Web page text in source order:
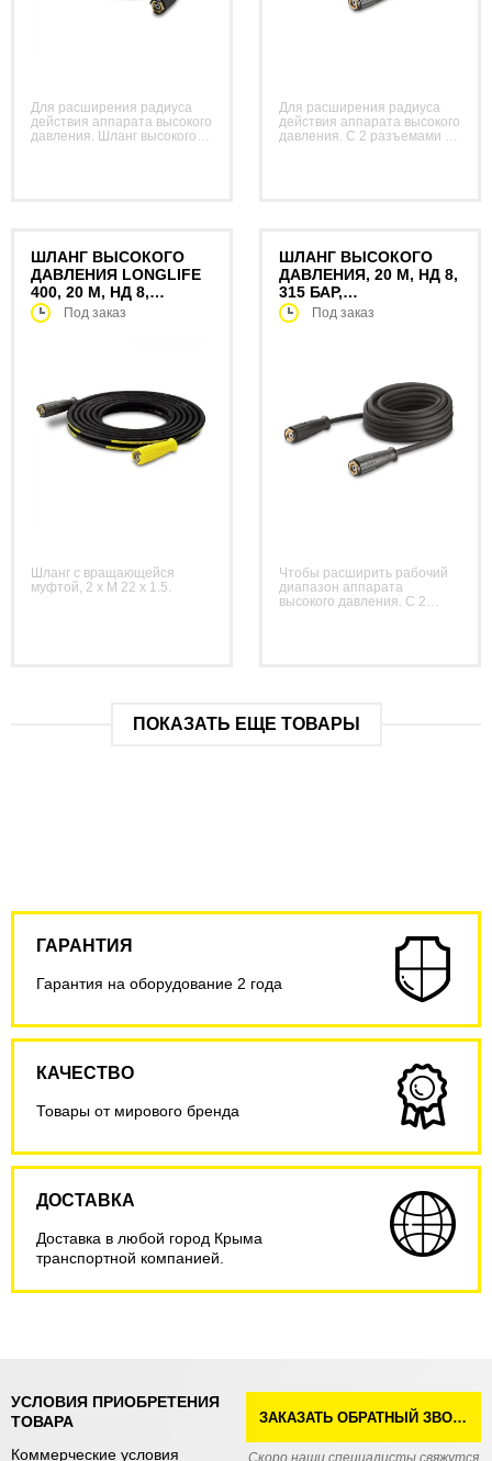
Для расширения радиуса
действия аппарата высокого
давления. Шланг высокого
Для расширения радиуса
действия аппарата высокого
давления. С 2 разъемами M
ШЛАНГ ВЫСОКОГО
ДАВЛЕНИЯ LONGLIFE
400, 20 М, НД 8,
УДЛИНИТЕЛЬНЫЙ
Под заказ
Шланг с вращающейся
муфтой, 2 x M 22 x 1.5.
ШЛАНГ ВЫСОКОГО
ДАВЛЕНИЯ, 20 М, НД 8,
315 БАР,
УДЛИНИТЕЛЬНЫЙ
Под заказ
Чтобы расширить рабочий
диапазон аппарата
высокого давления. С 2
ПОКАЗАТЬ ЕЩЕ ТОВАРЫ
ГАРАНТИЯ
Гарантия на оборудование 2 года
КАЧЕСТВО
Товары от мирового бренда
ДОСТАВКА
Доставка в любой город Крыма
транспортной компанией.
УСЛОВИЯ ПРИОБРЕТЕНИЯ
ТОВАРА
Коммерческие условия
ЗАКАЗАТЬ ОБРАТНЫЙ ЗВОНОК
Скоро наши специалисты свяжутся